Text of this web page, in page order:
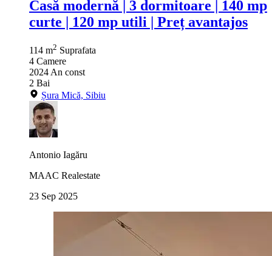
Casă modernă | 3 dormitoare | 140 mp
curte | 120 mp utili | Preț avantajos
114 m2 Suprafata
4 Camere
2024 An const
2 Bai
Șura Mică, Sibiu
Antonio Iagăru
MAAC Realestate
23 Sep 2025